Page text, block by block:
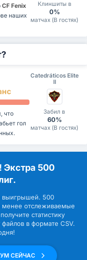
CF Fenix
наших
Клиншиты в
0%
матчах (В гостях)
Catedráticos Elite
II
, что
гол
Забил в
60%
матчах (В гостях)
Экстра 500
выигрышей. 500
менее отслеживаемые
статистику
файлов в формате CSV.
СЕЙЧАС